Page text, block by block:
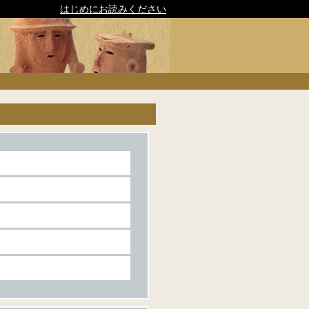
はじめにお読みください